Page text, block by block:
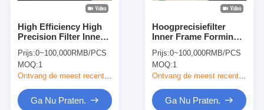
High Efficiency High
Precision Filter Inner
Machine
Prijs:0~100,000RMB/PCS
MOQ:1
Ontvang de meest recente Prijs
Ga Nu Praten.
Hoogprecisiefilter
Inner Frame Forming
Mensenmachine
Beheersing Eenvoudig
En Intuïtief
Prijs:0~100,000RMB/PCS
MOQ:1
Ga Nu Praten.